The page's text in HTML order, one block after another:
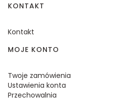
KONTAKT
Kontakt
MOJE KONTO
Twoje zamówienia
Ustawienia konta
Przechowalnia